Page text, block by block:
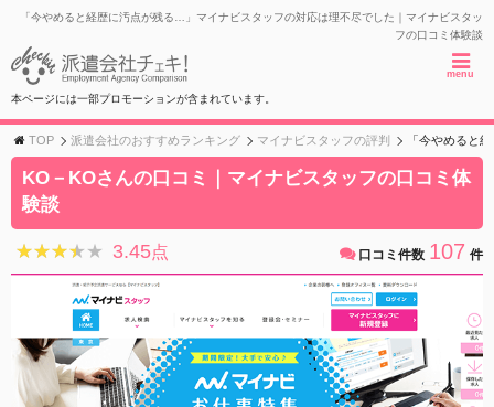
「今やめると経歴に汚点が残る…」マイナビスタッフの対応は理不尽でした｜マイナビスタッ
フの口コミ体験談
menu
本ページには一部プロモーションが含まれています。
TOP 派遣会社のおすすめランキング マイナビスタッフの評判 「今やめると
KO－KOさんの口コミ｜マイナビスタッフの口コミ体
験談
★★★★★
★★★★★ 3.45点 口コミ件数 107 件